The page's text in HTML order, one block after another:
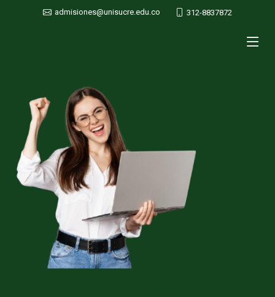
admisiones@unisucre.edu.co 312-8837872